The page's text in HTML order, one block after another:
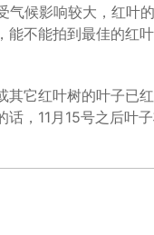
候影响较大，红叶
不能拍到最佳的红
红叶树的叶子已红
，11月15号之后叶